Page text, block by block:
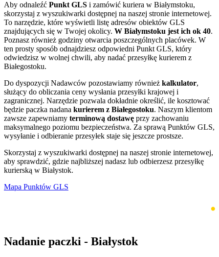
Aby odnaleźć Punkt GLS i zamówić kuriera w Białymstoku,
skorzystaj z wyszukiwarki dostępnej na naszej stronie internetowej.
To narzędzie, które wyświetli listę adresów obiektów GLS
znajdujących się w Twojej okolicy. W Białymstoku jest ich ok 40.
Poznasz również godziny otwarcia poszczególnych placówek. W
ten prosty sposób odnajdziesz odpowiedni Punkt GLS, który
odwiedzisz w wolnej chwili, aby nadać przesyłkę kurierem z
Białegostoku.
Do dyspozycji Nadawców pozostawiamy również kalkulator,
służący do obliczania ceny wysłania przesyłki krajowej i
zagranicznej. Narzędzie pozwala dokładnie określić, ile kosztować
będzie paczka nadana kurierem z Białegostoku. Naszym klientom
zawsze zapewniamy terminową dostawę przy zachowaniu
maksymalnego poziomu bezpieczeństwa. Za sprawą Punktów GLS,
wysyłanie i odbieranie przesyłek staje się jeszcze prostsze.
Skorzystaj z wyszukiwarki dostępnej na naszej stronie internetowej,
aby sprawdzić, gdzie najbliższej nadasz lub odbierzesz przesyłkę
kurierską w Białystok.
Mapa Punktów GLS
Nadanie paczki - Białystok